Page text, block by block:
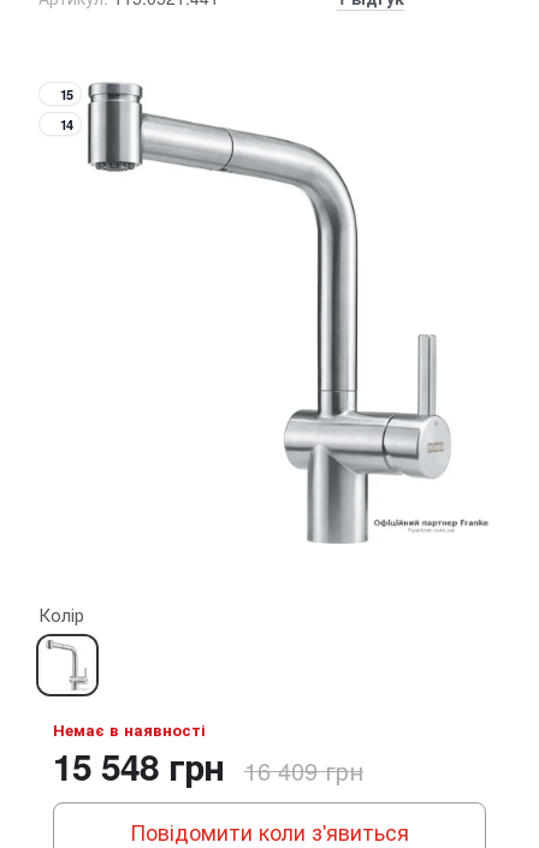
15
14
Колір
Немає в наявності
15 548 грн 16 409 грн
Повідомити коли з'явиться